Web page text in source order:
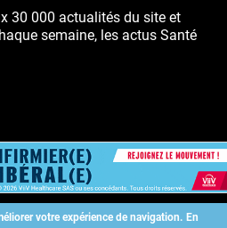
votre expérience de navigation. En
30 000 actualités du site et
semaine, les actus Santé